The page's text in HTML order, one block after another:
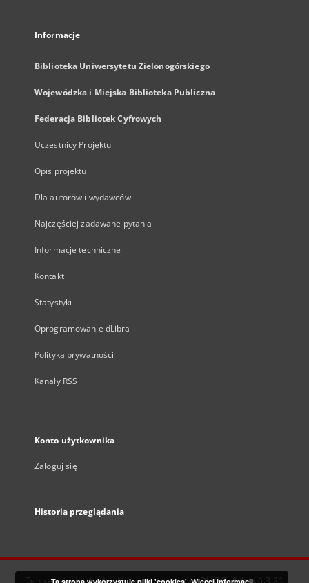
Informacje
Biblioteka Uniwersytetu Zielonogórskiego
Wojewódzka i Miejska Biblioteka Publiczna
Federacja Bibliotek Cyfrowych
Uczestnicy Projektu
Opis projektu
Dla autorów i wydawców
Najczęściej zadawane pytania
Informacje techniczne
Kontakt
Statystyki
Oprogramowanie dLibra
Polityka prywatności
Kanały RSS
Konto użytkownika
Zaloguj się
Historia przeglądania
Ten serwis działa dzięki oprogramowaniuDInGO dLibra 6.3.21